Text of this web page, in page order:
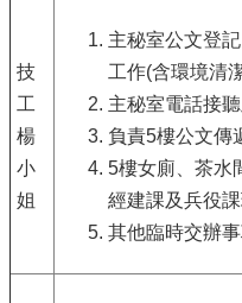
技
工
楊
小
姐
主秘室公文登
工作(含環境清
主秘室電話接
負責5樓公文傳
5樓女廁、茶水
經建課及兵役
其他臨時交辦事